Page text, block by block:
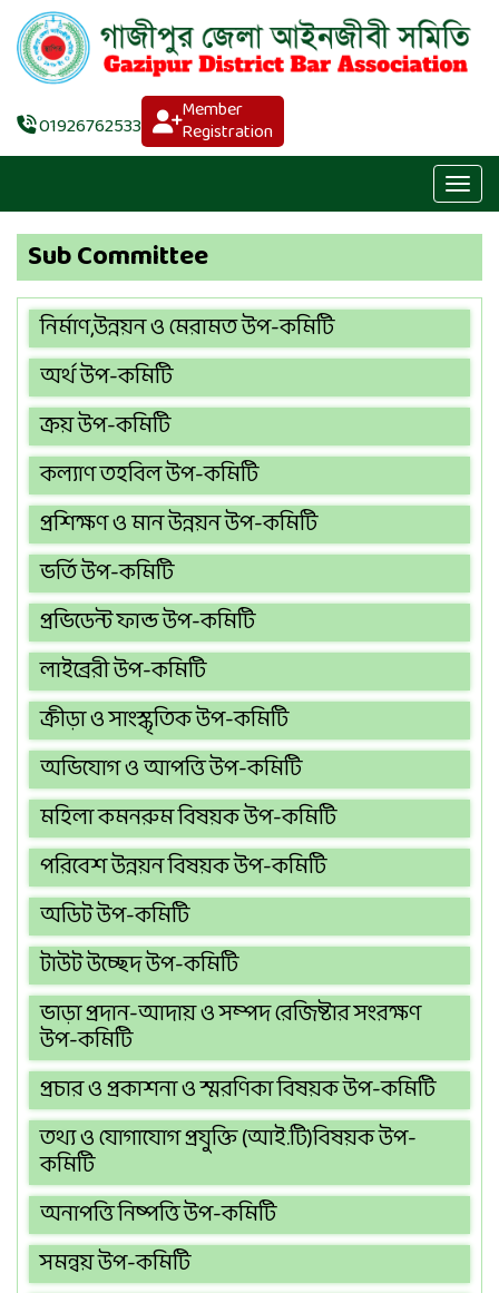
01926762533 Member
Registration
Sub Committee
নির্মাণ,উন্নয়ন ও মেরামত উপ-কমিটি
অর্থ উপ-কমিটি
ক্রয় উপ-কমিটি
কল্যাণ তহবিল উপ-কমিটি
প্রশিক্ষণ ও মান উন্নয়ন উপ-কমিটি
ভর্তি উপ-কমিটি
প্রভিডেন্ট ফান্ড উপ-কমিটি
লাইব্রেরী উপ-কমিটি
ক্রীড়া ও সাংস্কৃতিক উপ-কমিটি
অভিযোগ ও আপত্তি উপ-কমিটি
মহিলা কমনরুম বিষয়ক উপ-কমিটি
পরিবেশ উন্নয়ন বিষয়ক উপ-কমিটি
অডিট উপ-কমিটি
টাউট উচ্ছেদ উপ-কমিটি
ভাড়া প্রদান-আদায় ও সম্পদ রেজিষ্টার সংরক্ষণ
উপ-কমিটি
প্রচার ও প্রকাশনা ও স্মরণিকা বিষয়ক উপ-কমিটি
তথ্য ও যোগাযোগ প্রযুক্তি (আই.টি)বিষয়ক উপ-
কমিটি
অনাপত্তি নিষ্পত্তি উপ-কমিটি
সমন্বয় উপ-কমিটি